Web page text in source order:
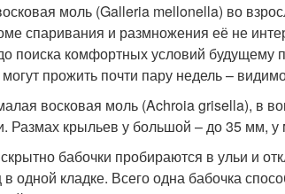
моль (Galleria mellonella) во
спаривания и размножения её не
поиска комфортных условий будущему
прожить почти пару недель –
восковая моль (Achroia grisella), в
Размах крыльев у большой – до 35 мм, у
бабочки пробираются в ульи и
одной кладке. Всего одна бабочка